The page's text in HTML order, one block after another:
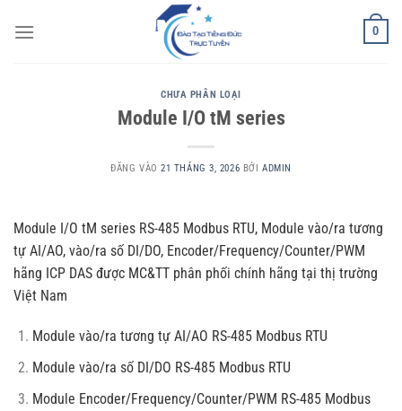
qua
0
CHƯA PHÂN LOẠI
Module I/O tM series
ĐĂNG VÀO21 THÁNG 3, 2026 BỞI ADMIN
Module I/O tM series RS-485 Modbus RTU, Module vào/ra tương
tự AI/AO, vào/ra số DI/DO, Encoder/Frequency/Counter/PWM
hãng ICP DAS được MC&TT phân phối chính hãng tại thị trường
Việt Nam
Module vào/ra tương tự AI/AO RS-485 Modbus RTU
Module vào/ra số DI/DO RS-485 Modbus RTU
Module Encoder/Frequency/Counter/PWM RS-485 Modbus